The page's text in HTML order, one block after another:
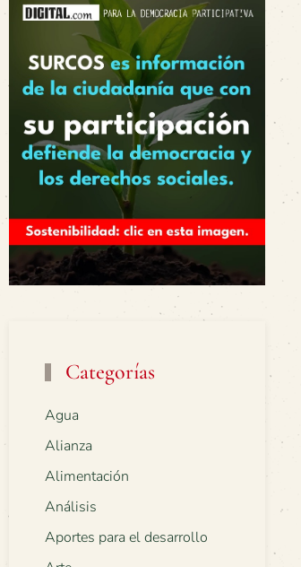
Categorías
Agua
Alianza
Alimentación
Análisis
Aportes para el desarrollo